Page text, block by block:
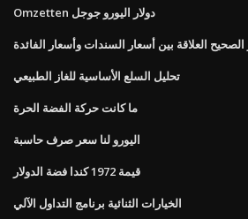
Omzetten دولار اليورو جوجل
الصحيح العلاقة بين أسعار السندات وأسعار الفائدة
تحليل السلع الأساسية للغاز الطبيعي
ما كانت حركة الفضة الحرة
اليورو لنا سعر صرف حاسبة
قيمة 1972 كندا فضة الدولار
الخيارات الثنائية برنامج التداول الآلي